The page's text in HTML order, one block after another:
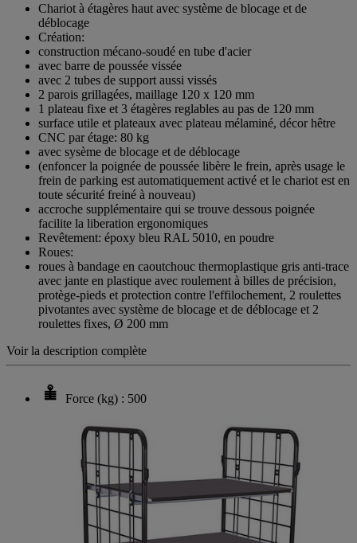
Chariot à étagères haut avec système de blocage et de
déblocage
Création:
construction mécano-soudé en tube d'acier
avec barre de poussée vissée
avec 2 tubes de support aussi vissés
2 parois grillagées, maillage 120 x 120 mm
1 plateau fixe et 3 étagères reglables au pas de 120 mm
surface utile et plateaux avec plateau mélaminé, décor hêtre
CNC par étage: 80 kg
avec sysème de blocage et de déblocage
(enfoncer la poignée de poussée libère le frein, après usage le
frein de parking est automatiquement activé et le chariot est en
toute sécurité freiné à nouveau)
accroche supplémentaire qui se trouve dessous poignée
facilite la liberation ergonomiques
Revêtement: époxy bleu RAL 5010, en poudre
Roues:
roues à bandage en caoutchouc thermoplastique gris anti-trace
avec jante en plastique avec roulement à billes de précision,
protège-pieds et protection contre l'effilochement, 2 roulettes
pivotantes avec système de blocage et de déblocage et 2
roulettes fixes, Ø 200 mm
Voir la description complète
Force (kg) : 500